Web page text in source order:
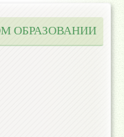
ОБРАЗОВАНИИ